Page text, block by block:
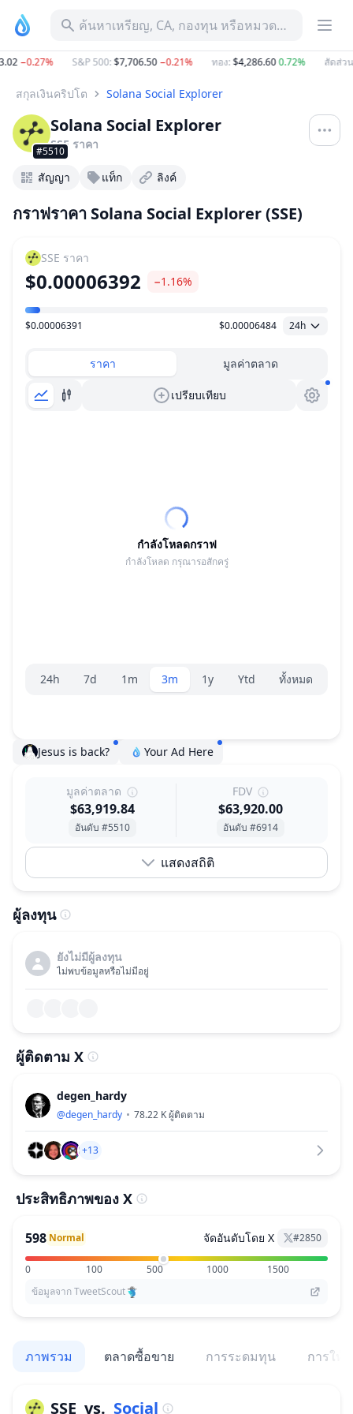
ค้นหาเหรียญ, CA, กองทุน หรือหมวดหมู่
−0.27% S&P 500:$7,706.50−0.21% ทอง:$4,286.600.72% สัดส่วน
สกุลเงินคริปโต Solana Social Explorer
#5510
Solana Social Explorer
SSE ราคา
สัญญา แท็ก ลิงค์
กราฟราคา Solana Social Explorer (SSE)
SSE ราคา
$0.00006392 −1.16%
ช่วงราคา
$0.00006391 $0.00006484 24h
ราคา มูลค่าตลาด
เปรียบเทียบ
กำลังโหลดกราฟ
กำลังโหลด กรุณารอสักครู่
ตัวเลือกระยะ
24h 7d 1m 3m 1y Ytd ทั้งหมด
Jesus is back? Your Ad Here
มูลค่าตลาด
$63,919.84
อันดับ #5510
FDV
$63,920.00
อันดับ #6914
แสดงสถิติ
ผู้ลงทุน
ยังไม่มีผู้ลงทุน
ไม่พบข้อมูลหรือไม่มีอยู่
ผู้ติดตาม X
degen_hardy
@degen_hardy 78.22 Kผู้ติดตาม
+13
ประสิทธิภาพของ X
598 Normal จัดอันดับโดย X #2850
0 100 500 1000
1500
ข้อมูลจาก TweetScout
ภาพรวม ตลาดซื้อขาย การระดมทุน การให้
SSE vs. Social